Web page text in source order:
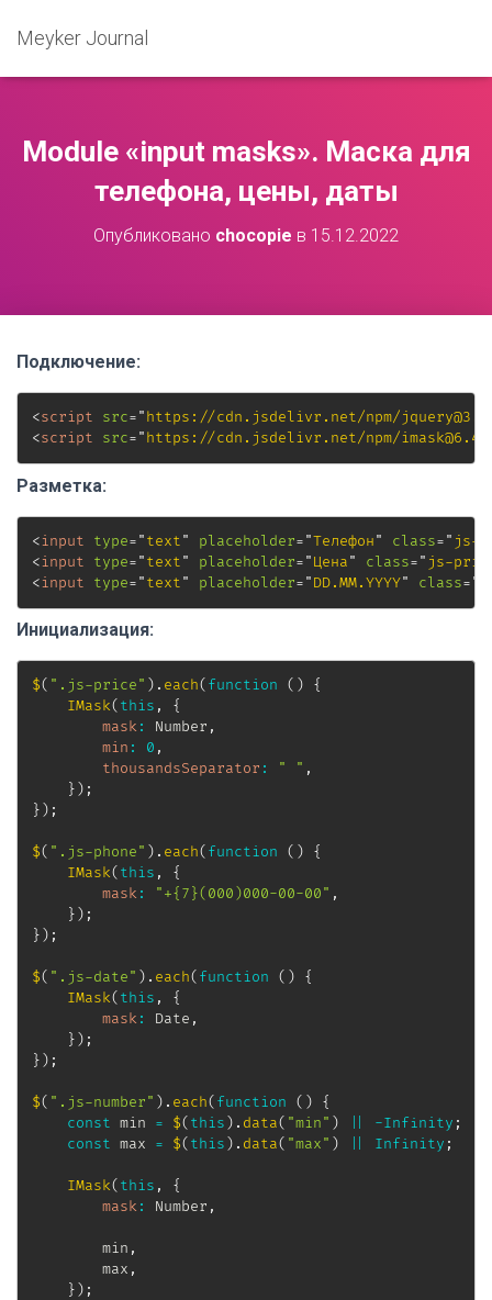
Meyker Journal
Моdule «input masks». Маска для
телефона, цены, даты
Опубликовано chocopie в 15.12.2022
Подключение:
<script src="https://cdn.jsdelivr.net/npm/
<script src="https://cdn.jsdelivr.net/npm/
Разметка:
<input type="text" placeholder="Телефон" class=" js-
<input type="text" placeholder="Цена" class=" js-
<input type="text" placeholder="DD.MM.YYYY" class="
Инициализация:
$( ".js-price" ) . each( function ( )
{
IMask( this ,
{
mask: Number ,
min : 0 ,
thousandsSeparator : " " ,
} ) ;
} ) ;
$( ".js-phone" ) . each( function ( )
{
IMask( this ,
{
mask: "+{7}(000)000-00-00" ,
} ) ;
} ) ;
$( ".js-date" ) . each( function ( )
{
IMask( this ,
{
mask: Date ,
} ) ;
} ) ;
$( ".js-number" ) . each( function ( )
{
const min = $( this ) . data( "min" ) -Infinity ;
const max = $( this ) . data( "max" ) Infinity ;
IMask( this ,
{
mask: Number ,
        min
,
        max
,
} ) ;